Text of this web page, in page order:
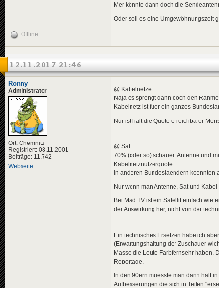
Mer könnte dann doch die
Oder soll es eine Umgewöhnungszeit
Offline
12.11.2017 21:46
Ronny
Administrator
Ort: Chemnitz
Registriert: 08.11.2001
Beiträge: 11.742
Webseite
@ Kabelnetze
Naja es sprengt dann doch den
Kabelnetz ist fuer ein ganzes
Nur ist halt die Quote erreichbarer
@ Sat
70% (oder so) schauen Antenne und
Kabelnetznutzerquote.
In anderen Bundeslaendern koennten
Nur wenn man Antenne, Sat und
Bei Mad TV ist ein Satellit einfach wie
der Auswirkung her, nicht von der
Ein technisches Ersetzen habe ich
(Erwartungshaltung der Zuschauer
Masse die Leute Farbfernsehr haben.
Reportage.
In den 90ern muesste man dann halt
Aufbesserungen die sich in Teilen